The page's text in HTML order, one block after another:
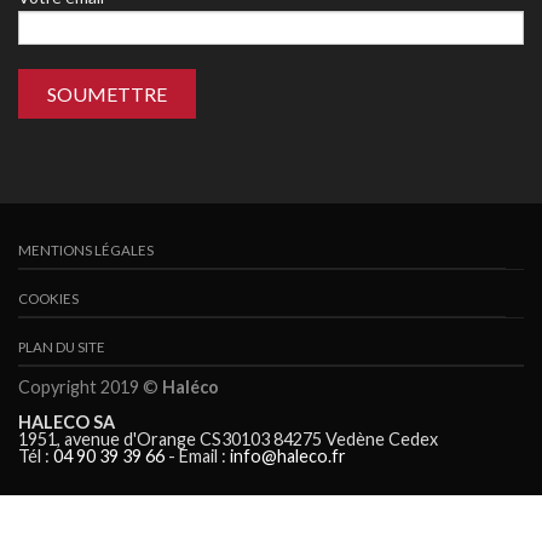
MENTIONS LÉGALES
COOKIES
PLAN DU SITE
Copyright 2019 © Haléco
HALECO SA
1951, avenue d'Orange CS30103 84275 Vedène Cedex
Tél : 04 90 39 39 66 - Email : info@haleco.fr